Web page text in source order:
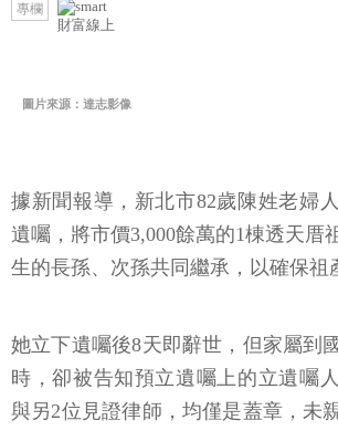
專欄
財富線上
圖片來源：達志影像
據新聞報導，新北市82歲陳姓老婦
遺囑，將市價3,000餘萬的1棟透天厝
生的長孫、次孫共同繼承，以確保祖
她立下遺囑後8天即辭世，但家屬到
時，卻被告知預立遺囑上的立遺囑
與另2位見證律師，均僅是蓋章，未